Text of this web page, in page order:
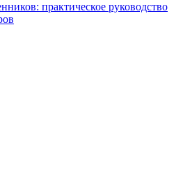
практическое руководство